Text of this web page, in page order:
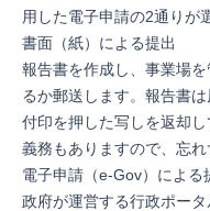
用した電子申請の2通りが
書面（紙）による提出
報告書を作成し、事業場
るか郵送します。報告書
付印を押した写しを返却
義務もありますので、忘れ
電子申請（e-Gov）による
政府が運営する行政ポー